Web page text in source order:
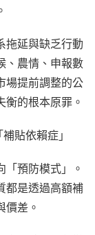
拖延與缺乏行動
、農情、申報數
場提前調整的公
的根本原罪。
貼依賴症」
預防模式」。
都是透過高額補
價差。